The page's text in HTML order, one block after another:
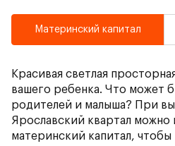
Материнский капитал
Красивая светлая
вашего ребенка. Что может
родителей и малыша? При
Ярославский квартал можно
материнский капитал, чтобы